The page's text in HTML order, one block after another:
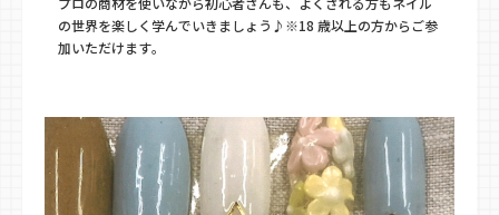
の世界を楽しく学んでいきましょう♪※18 歳以上の方からご参
加いただけます。